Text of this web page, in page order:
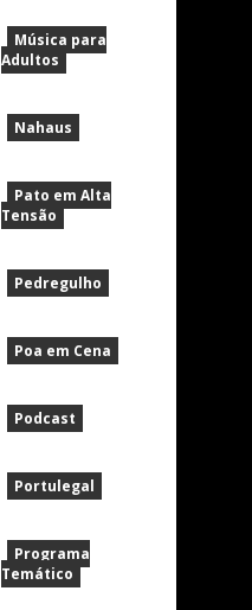
Música para
Adultos
Nahaus
Pato em Alta
Tensão
Pedregulho
Poa em Cena
Podcast
Portulegal
Programa
Temático